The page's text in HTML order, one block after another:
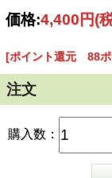
〈セット内容〉
・四万十ポーク
・四万十ポーク
＜商品詳細＞
本品は、8大ア
そば、卵、乳、
価格:4,400円(
[ポイント還元 88ポ
注文
購入数：